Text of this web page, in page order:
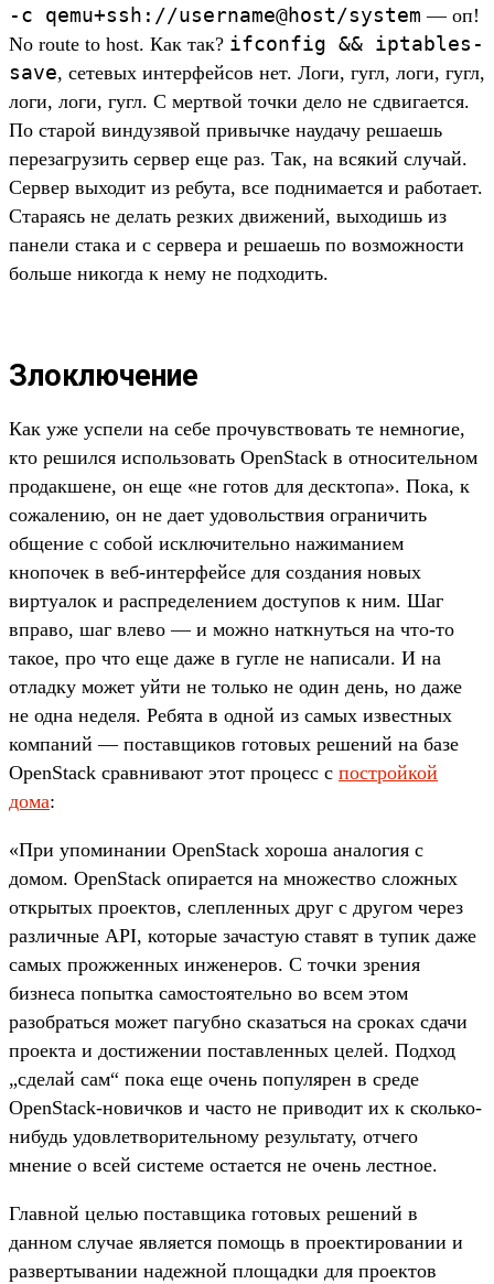
-c qemu+ssh://username@host/system — оп!
No route to host. Как так? ifconfig && iptables-
save, сетевых интерфейсов нет. Логи, гугл, логи, гугл,
логи, логи, гугл. С мертвой точки дело не сдвигается.
По старой виндузявой привычке наудачу решаешь
перезагрузить сервер еще раз. Так, на всякий случай.
Сервер выходит из ребута, все поднимается и работает.
Стараясь не делать резких движений, выходишь из
панели стака и с сервера и решаешь по возможности
больше никогда к нему не подходить.
Злоключение
Как уже успели на себе прочувствовать те немногие,
кто решился использовать OpenStack в относительном
продакшене, он еще «не готов для десктопа». Пока, к
сожалению, он не дает удовольствия ограничить
общение с собой исключительно нажиманием
кнопочек в веб-интерфейсе для создания новых
виртуалок и распределением доступов к ним. Шаг
вправо, шаг влево — и можно наткнуться на что-то
такое, про что еще даже в гугле не написали. И на
отладку может уйти не только не один день, но даже
не одна неделя. Ребята в одной из самых известных
компаний — поставщиков готовых решений на базе
OpenStack сравнивают этот процесс с постройкой
дома:
«При упоминании OpenStack хороша аналогия с
домом. OpenStack опирается на множество сложных
открытых проектов, слепленных друг с другом через
различные API, которые зачастую ставят в тупик даже
самых прожженных инженеров. С точки зрения
бизнеса попытка самостоятельно во всем этом
разобраться может пагубно сказаться на сроках сдачи
проекта и достижении поставленных целей. Подход
„сделай сам“ пока еще очень популярен в среде
OpenStack-новичков и часто не приводит их к сколько-
нибудь удовлетворительному результату, отчего
мнение о всей системе остается не очень лестное.
Главной целью поставщика готовых решений в
данном случае является помощь в проектировании и
развертывании надежной площадки для проектов